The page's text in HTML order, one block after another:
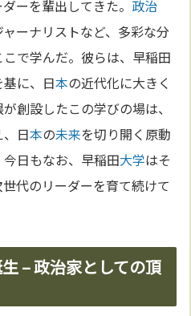
ーを輩出してきた。 政治
ーナリストなど、多彩な分
で学んだ。彼らは、早稲田
基に、日本の近代化に大きく
創設したこの学びの場は、
、日本の未来を切り開く原動
日もなお、早稲田大学はそ
代のリーダーを育て続けて
– 政治家としての頂